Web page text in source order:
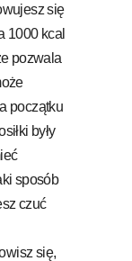
się
1000 kcal
pozwala
początku
były
sposób
czuć
się,